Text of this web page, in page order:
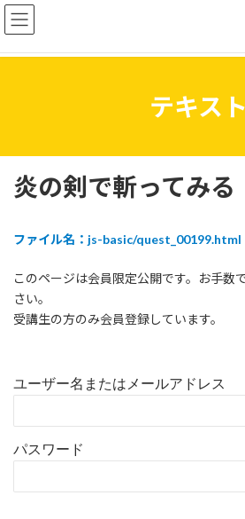
コ
ン
ン
ナ
ビ
ー
テキスト
炎の剣で斬ってみる
ファイル名：js-basic/quest_00199.html
このページは会員限定公開です。お手数
さい。
受講生の方のみ会員登録しています。
ユーザー名またはメールアドレス
パスワード